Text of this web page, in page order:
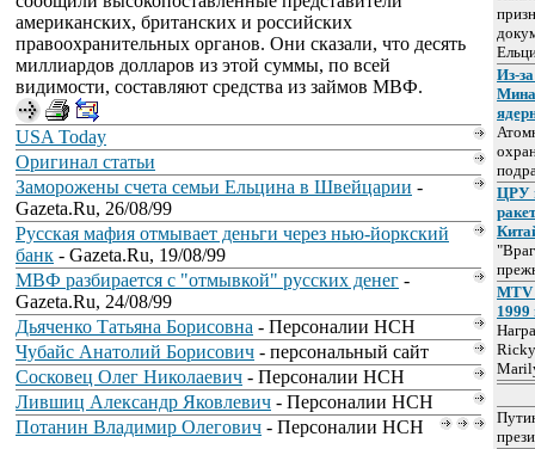
американских, британских и российских
правоохранительных органов. Они сказали, что десять
миллиардов долларов из этой суммы, по всей
видимости, составляют средства из займов МВФ.
USA Today
Оригинал статьи
Заморожены счета семьи Ельцина в Швейцарии -
Gazeta.Ru, 26/08/99
Русская мафия отмывает деньги через нью-йоркский
банк - Gazeta.Ru, 19/08/99
МВФ разбирается с "отмывкой" русских денег -
Gazeta.Ru, 24/08/99
Дьяченко Татьяна Борисовна - Персоналии НСН
Чубайс Анатолий Борисович - персональный сайт
Сосковец Олег Николаевич - Персоналии НСН
Лившиц Александр Яковлевич - Персоналии НСН
Потанин Владимир Олегович - Персоналии НСН
Из-
ЦРУ
MTV
1999